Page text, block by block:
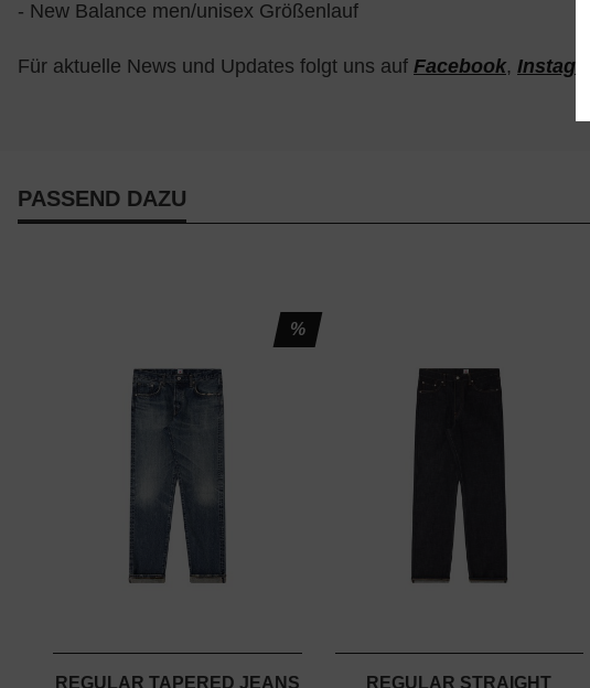
- New Balance men/unisex Größenlauf
Für aktuelle News und Updates folgt uns auf Facebook,
PASSEND DAZU
%
REGULAR TAPERED JEANS
REGULAR STRAIGHT